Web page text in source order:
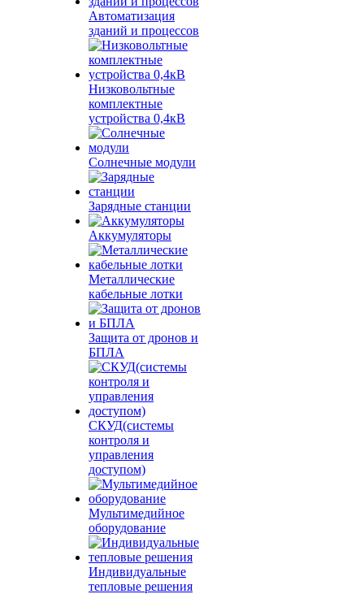
Автоматизация
зданий и процессов
Низковольтные
комплектные
устройства 0,4кВ
Солнечные модули
Зарядные станции
Аккумуляторы
Металлические
кабельные лотки
Защита от дронов и
БПЛА
СКУД(системы
контроля и
управления
доступом)
Мультимедийное
оборудование
Индивидуальные
тепловые решения